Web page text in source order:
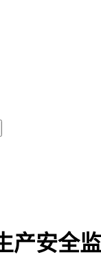
产安全